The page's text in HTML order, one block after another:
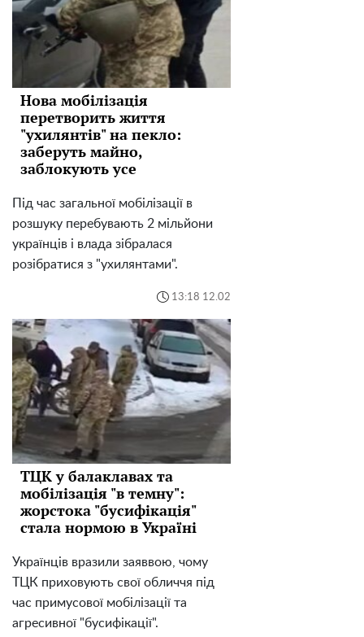
Нова мобілізація
перетворить життя
"ухилянтів" на пекло:
заберуть майно,
заблокують усе
Під час загальної мобілізації в
розшуку перебувають 2 мільйони
українців і влада зібралася
розібратися з "ухилянтами".
13:18 12.02
ТЦК у балаклавах та
мобілізація "в темну":
жорстока "бусифікація"
стала нормою в Україні
Українців вразили заяввою, чому
ТЦК приховують свої обличчя під
час примусової мобілізації та
агресивної "бусифікації".